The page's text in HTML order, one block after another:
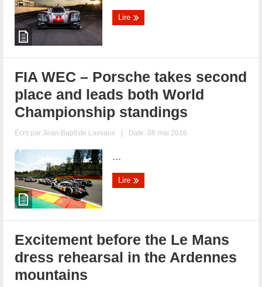
Lire
FIA WEC – Porsche takes second
place and leads both World
Championship standings
Écrit parJean-Baptiste Lassaux | Date: 08 mai 2016
...
Lire
Excitement before the Le Mans
dress rehearsal in the Ardennes
mountains